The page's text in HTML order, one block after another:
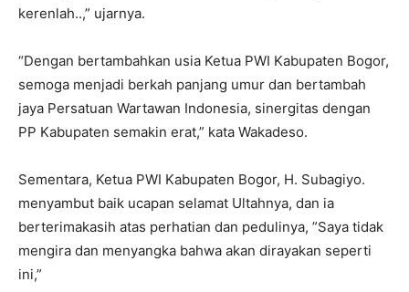
kerenlah..,” ujarnya.
“Dengan bertambahkan usia Ketua PWI Kabupaten Bogor,
semoga menjadi berkah panjang umur dan bertambah
jaya Persatuan Wartawan Indonesia, sinergitas dengan
PP Kabupaten semakin erat,” kata Wakadeso.
Sementara, Ketua PWI Kabupaten Bogor, H. Subagiyo.
menyambut baik ucapan selamat Ultahnya, dan ia
berterimakasih atas perhatian dan pedulinya, ”Saya tidak
mengira dan menyangka bahwa akan dirayakan seperti
ini,”